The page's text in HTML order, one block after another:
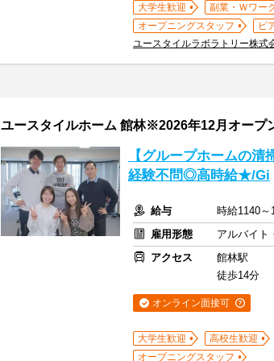
大学生歓迎 副業・Ｗワー
オープニングスタッフ
ピ
ユースタイルラボラトリー株式
ユースタイルホーム 館林※2026年12月オープ
【グループホームの
経験不問◎高時給★/Gi
給与
時給1140～
雇用形態
アルバイト
アクセス
館林駅
徒歩14分
オンライン面接可
大学生歓迎 高校生歓迎
オープニングスタッフ